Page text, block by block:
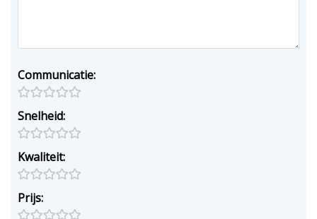
Communicatie:
Snelheid:
Kwaliteit:
Prijs: